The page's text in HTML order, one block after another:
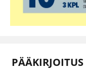
PÄÄKIRJOITUS